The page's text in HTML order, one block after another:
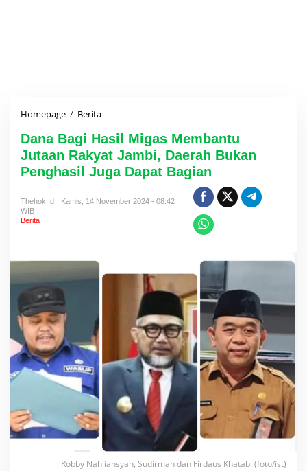
Homepage / Berita
n
a
B
a
i
M
m
b
u
u
t
Dana Bagi Hasil Migas Membantu
Jutaan Rakyat Jambi, Daerah Bukan
Penghasil Juga Dapat Bagian
Thehok.id
Kamis, 14 November 2024 - 08:42
WIB
Berita
Robby Nahliansyah, Sudirman dan Firdaus Khatab. (foto/ist)